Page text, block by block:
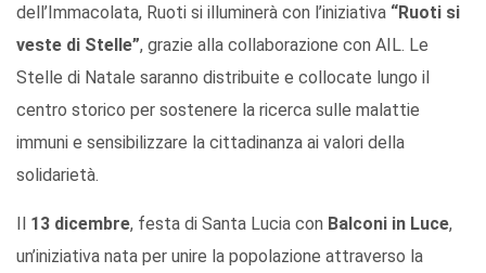
dell’Immacolata, Ruoti si illuminerà con l’iniziativa “Ruoti si
veste di Stelle”, grazie alla collaborazione con AIL. Le
Stelle di Natale saranno distribuite e collocate lungo il
centro storico per sostenere la ricerca sulle malattie
immuni e sensibilizzare la cittadinanza ai valori della
solidarietà.
Il 13 dicembre, festa di Santa Lucia con Balconi in Luce,
un’iniziativa nata per unire la popolazione attraverso la